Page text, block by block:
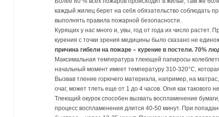
каждый жилец берет на себя обязательство соблюдать
выполнять правила пожарной безопасности.
Курящих у нас много и, увы, год от года их число
курения с точки зрения медицины было сказано не
причина гибели на пожаре – курение в постели. 70%
Максимальная температура тлеющей папиросы
начальный момент имеет температуру 310-320°С,
Вызвав тление горючего материала, например, на
очаг, может тлеть еще от 1 до 4 часов. Огня как такового
Тлеющий окурок способен вызвать воспламенение
процесс воспламенения длится 40-50 минут. При